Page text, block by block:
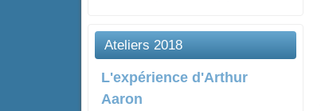
Ateliers 2018
L'expérience d'Arthur
Aaron